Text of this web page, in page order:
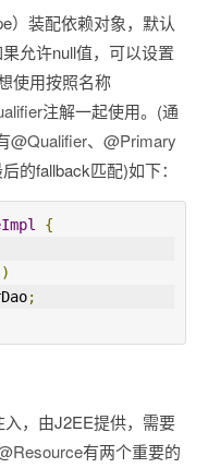
）装配依赖对象，默认
允许null值，可以设置
使用按照名称
注解一起使用。(通
@Qualifier、 @Primary
的fallback匹配)如下：
{
)
;
，由J2EE提供，需要
有两个重要的